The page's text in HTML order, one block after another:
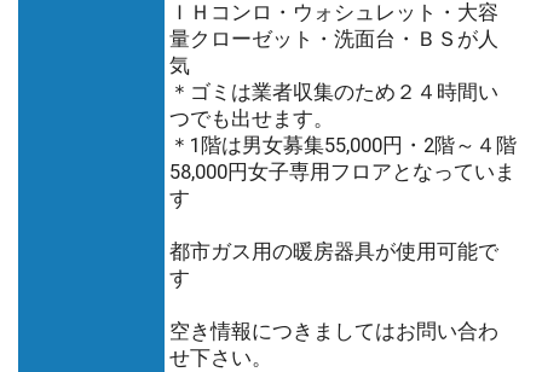
ＩＨコンロ・ウォシュレット・大容
量クローゼット・洗面台・ＢＳが人
気
＊ゴミは業者収集のため２４時間い
つでも出せます。
＊1階は男女募集55,000円・2階～４階
58,000円女子専用フロアとなっていま
す
都市ガス用の暖房器具が使用可能で
す
空き情報につきましてはお問い合わ
せ下さい。